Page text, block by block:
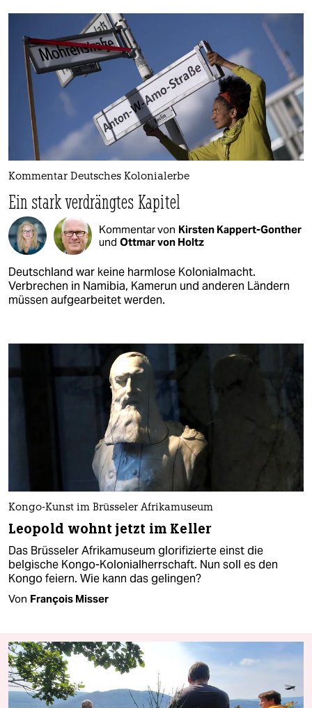
Kommentar Deutsches Kolonialerbe
Ein stark verdrängtes Kapitel
Kommentar von Kirsten Kappert-Gonther
und Ottmar von Holtz
Deutschland war keine harmlose Kolonialmacht.
Verbrechen in Namibia, Kamerun und anderen Ländern
müssen aufgearbeitet werden.
Kongo-Kunst im Brüsseler Afrikamuseum
Leopold wohnt jetzt im Keller
Das Brüsseler Afrikamuseum glorifizierte einst die
belgische Kongo-Kolonialherrschaft. Nun soll es den
Kongo feiern. Wie kann das gelingen?
Von François Misser